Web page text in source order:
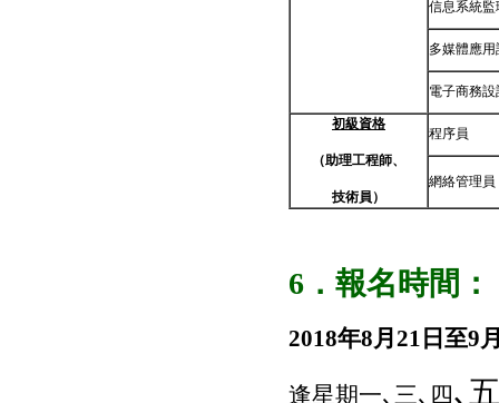
信息系統監
多媒體應
電子商務設
初級資格
（助理工程師、
技術員）
程序員
網絡管理員
6 ．報名時間：
2018年8月 21 日至9
逢星期一､三､四､